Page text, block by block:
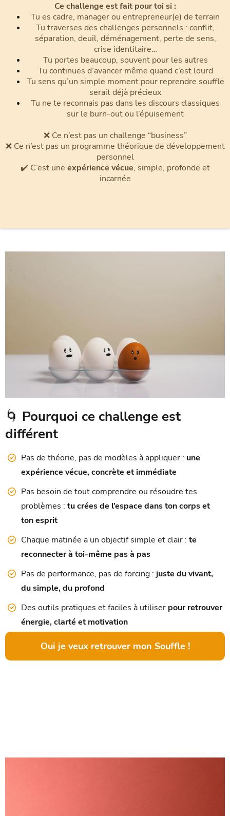
Ce challenge est fait pour toi si :
Tu es cadre, manager ou entrepreneur(e) de terrain
Tu traverses des challenges personnels : conflit,
séparation, deuil, déménagement, perte de sens,
crise identitaire…
Tu portes beaucoup, souvent pour les autres
Tu continues d’avancer même quand c’est lourd
Tu sens qu’un simple moment pour reprendre souffle
serait déjà précieux
Tu ne te reconnais pas dans les discours classiques
sur le burn-out ou l’épuisement
❌ Ce n’est pas un challenge “business”
❌ Ce n’est pas un programme théorique de développement
personnel
✔️ C’est une expérience vécue, simple, profonde et
incarnée
🌀 Pourquoi ce challenge est
différent
Pas de théorie, pas de modèles à appliquer : une
expérience vécue, concrète et immédiate
Pas besoin de tout comprendre ou résoudre tes
problèmes : tu crées de l’espace dans ton corps et
ton esprit
Chaque matinée a un objectif simple et clair : te
reconnecter à toi-même pas à pas
Pas de performance, pas de forcing : juste du vivant,
du simple, du profond
Des outils pratiques et faciles à utiliser pour retrouver
énergie, clarté et motivation
Oui je veux retrouver mon Souffle !